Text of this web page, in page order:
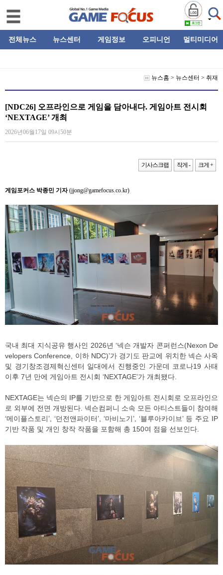
전체뉴스 뉴스센터 게임정보 오피니언 멀티미디어
뉴스홈 > 뉴스센터 > 취재
[NDC26] 오프라인으로 게임을 담아내다. 게임아트 전시회
‘NEXTAGE’ 개최
2026년06월17일 09시50분
기사스크랩 작게 - 크게 +
게임포커스 박종민 기자(jjong@gamefocus.co.kr)
국내 최대 지식공유 행사인 2026년 ‘넥슨 개발자 콘퍼런스(Nexon De
velopers Conference, 이하 NDC)’가 경기도 판교에 위치한 넥슨 사옥
및 경기창조경제혁신센터 일대에서 진행중인 가운데 코로나19 사태
이후 7년 만에 게임아트 전시회 ‘NEXTAGE’가 개최됐다.
NEXTAGE는 넥슨의 IP를 기반으로 한 게임아트 전시회로 오프라인으
로 외부에 전면 개방된다. 넥슨컴퍼니 소속 모든 아티스트들이 참여해
‘메이플스토리’, ‘던전앤파이터’, ‘마비노기’, ‘블루아카이브’ 등 주요 IP
기반 작품 및 개인 창작 작품을 포함해 총 150여 점을 선보인다.